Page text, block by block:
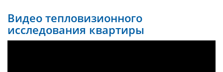
Видео тепловизионного
исследования квартиры